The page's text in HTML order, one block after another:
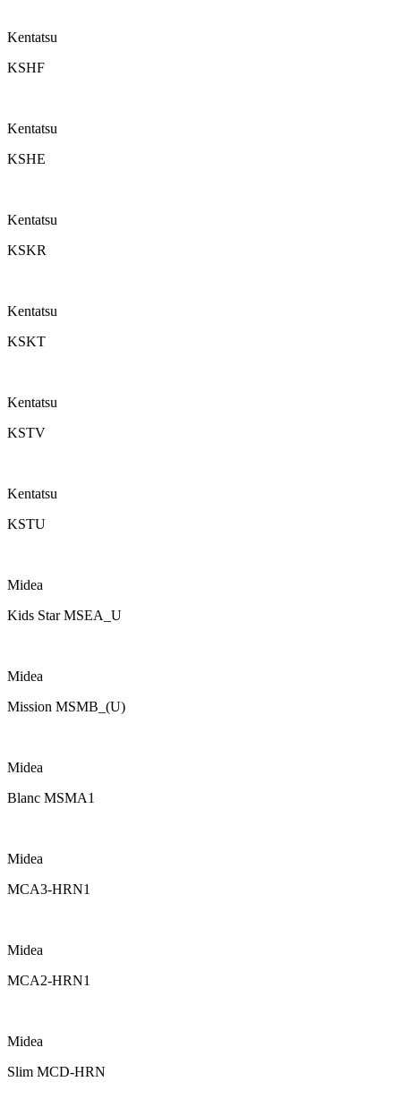
Kentatsu
KSHF
Kentatsu
KSHE
Kentatsu
KSKR
Kentatsu
KSKT
Kentatsu
KSTV
Kentatsu
KSTU
Midea
Kids Star MSEA_U
Midea
Mission MSMB_(U)
Midea
Blanc MSMA1
Midea
MCA3-HRN1
Midea
MCA2-HRN1
Midea
Slim MCD-HRN